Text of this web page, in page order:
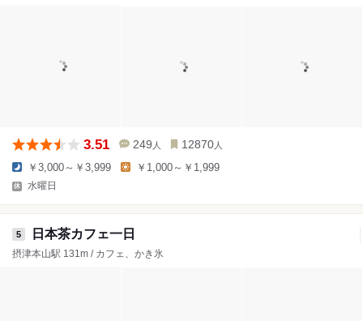
3.51 249 人 12870 人
￥3,000～￥3,999 ￥1,000～￥1,999
水曜日
5 日本茶カフェ一日
摂津本山駅 131m / カフェ、かき氷